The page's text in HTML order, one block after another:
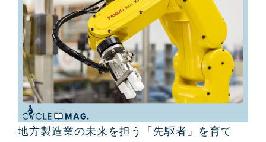
地方製造業の未来を担う「先駆者」を育て